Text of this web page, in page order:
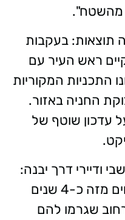
מהשטח".
תוצאות: בעקבות
ראש העיר עם
התכניות המקוריות
החניה באזור.
עדכון שוטף של
ודיירי דרך יבנה:
"תושבי ודיירי דרך יבנה חווים מזה כ-4 שנים
שגרמו להם